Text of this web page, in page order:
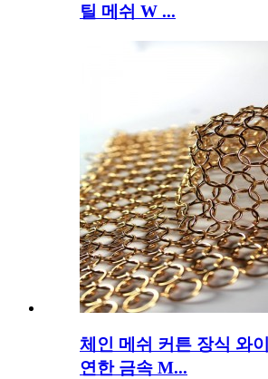
틸 메쉬 W ...
체인 메쉬 커튼 장식 와
연한 금속 M...